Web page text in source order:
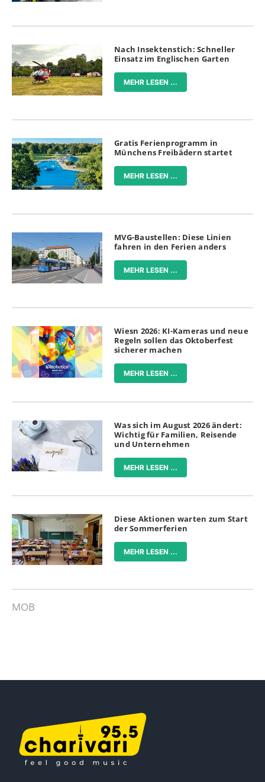
Nach Insektenstich: Schneller
Einsatz im Englischen Garten
MEHR LESEN ...
Gratis Ferienprogramm in
Münchens Freibädern startet
MEHR LESEN ...
MVG-Baustellen: Diese Linien
fahren in den Ferien anders
MEHR LESEN ...
Wiesn 2026: KI-Kameras und neue
Regeln sollen das Oktoberfest
sicherer machen
MEHR LESEN ...
Was sich im August 2026 ändert:
Wichtig für Familien, Reisende
und Unternehmen
MEHR LESEN ...
Diese Aktionen warten zum Start
der Sommerferien
MEHR LESEN ...
MOB